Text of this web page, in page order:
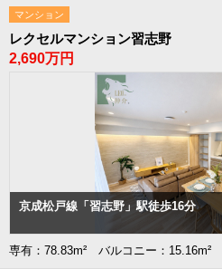
マンション
レクセルマンション習志野
2,690万円
京成松戸線「習志野」駅徒歩16分
専有：78.83m² バルコニー：